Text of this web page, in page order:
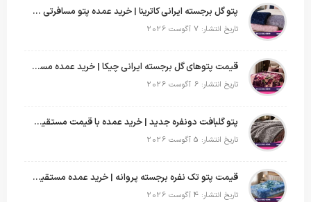
پتو گل برجسته ایرانی کاترینا | خرید عمده پتو مسافرتی با قیمت تولیدی
تاریخ انتشار: 7 آگوست 2026
قیمت پتوهای گل برجسته ایرانی چیکا | خرید عمده مستقیم با سود بالا
تاریخ انتشار: 6 آگوست 2026
پتو گلبافت دونفره جدید | خرید عمده با قیمت مستقیم و طرح‌های پرفروش بازار
تاریخ انتشار: 5 آگوست 2026
قیمت پتو تک نفره برجسته پروانه | خرید عمده مستقیم با بهترین قیمت بازار
تاریخ انتشار: 4 آگوست 2026